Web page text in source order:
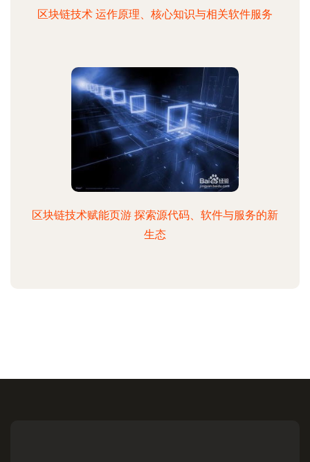
区块链技术 运作原理、核心知识与相关软件服务
区块链技术赋能页游 探索源代码、软件与服务的新
生态